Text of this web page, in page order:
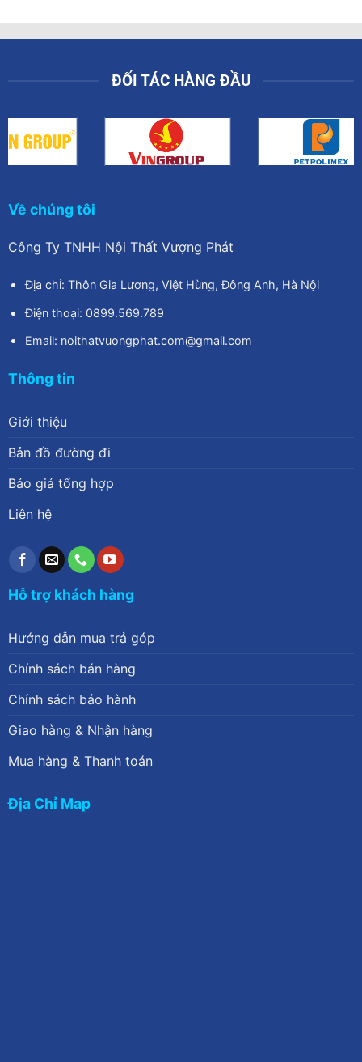
ĐỐI TÁC HÀNG ĐẦU
Về chúng tôi
Công Ty TNHH Nội Thất Vượng Phát
Địa chỉ: Thôn Gia Lương, Việt Hùng, Đông Anh, Hà Nội
Điện thoại: 0899.569.789
Email: noithatvuongphat.com@gmail.com
Thông tin
Giới thiệu
Bản đồ đường đi
Báo giá tổng hợp
Liên hệ
Hỗ trợ khách hàng
Hướng dẫn mua trả góp
Chính sách bán hàng
Chính sách bảo hành
Giao hàng & Nhận hàng
Mua hàng & Thanh toán
Địa Chỉ Map